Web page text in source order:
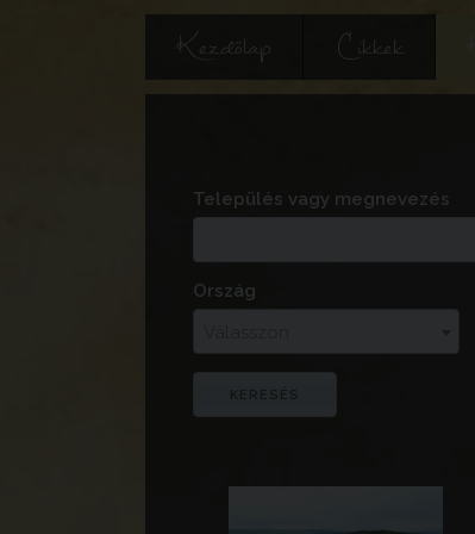
Kezdőlap Cikkek
Település vagy megnevezés
Ország